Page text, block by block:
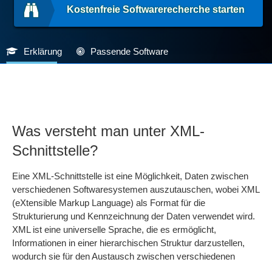
Kostenfreie Softwarerecherche starten
Erklärung Passende Software
Was versteht man unter XML-
Schnittstelle?
Eine XML-Schnittstelle ist eine Möglichkeit, Daten zwischen
verschiedenen Softwaresystemen auszutauschen, wobei XML
(eXtensible Markup Language) als Format für die
Strukturierung und Kennzeichnung der Daten verwendet wird.
XML ist eine universelle Sprache, die es ermöglicht,
Informationen in einer hierarchischen Struktur darzustellen,
wodurch sie für den Austausch zwischen verschiedenen